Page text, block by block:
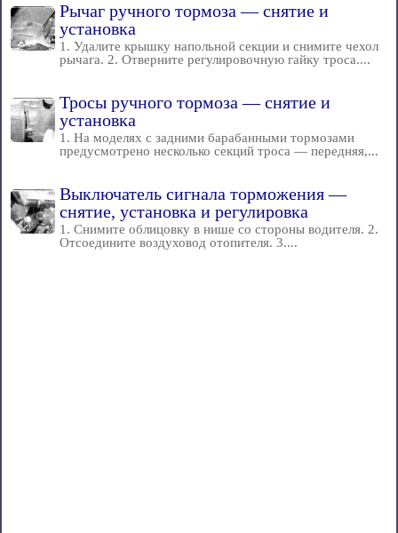
Рычаг ручного тормоза — снятие и
установка
1. Удалите крышку напольной секции и снимите чехол
рычага. 2. Отверните регулировочную гайку троса....
Тросы ручного тормоза — снятие и
установка
1. На моделях с задними барабанными тормозами
предусмотрено несколько секций троса — передняя,...
Выключатель сигнала торможения —
снятие, установка и регулировка
1. Снимите облицовку в нише со стороны водителя. 2.
Отсоедините воздуховод отопителя. 3....